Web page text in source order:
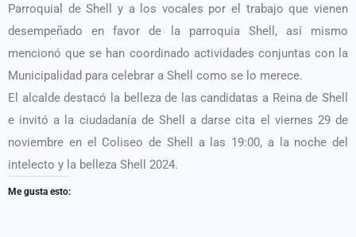
Parroquial de Shell y a los vocales por el trabajo que vienen
desempeñado en favor de la parroquia Shell, así mismo
mencionó que se han coordinado actividades conjuntas con la
Municipalidad para celebrar a Shell como se lo merece.
El alcalde destacó la belleza de las candidatas a Reina de Shell
e invitó a la ciudadanía de Shell a darse cita el viernes 29 de
noviembre en el Coliseo de Shell a las 19:00, a la noche del
intelecto y la belleza Shell 2024.
Me gusta esto: